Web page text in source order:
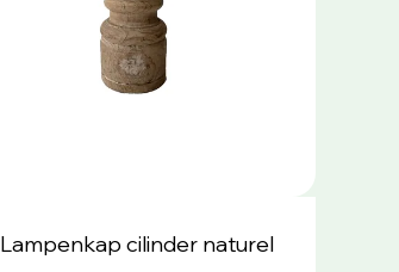
Lampenkap cilinder naturel